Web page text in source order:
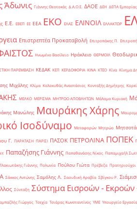
Άδωνις Γιάννης Θεοτοκάς Δ.Α.Ο.Ε. ΔΑΟΕ ΔΕΗ ΔΕΠΑ Εμπορίας
Ε.Ε. ΕΒΕΠ ΕΕ ΕΕΑ ΕΚΟ ΕΛΑΣ ΕΛΙΝΟΙΛ ΕΛΛΑΚΤΩΡ
Επιστρεπτέα Προκαταβολή Επιτροπάκης Π. Επιτροπή
Ηνωμένο Βασίλειο Ηράκλειο ΘΕΡΜΟΙΛ
ΠΑΡΕΜΒΑΣΗ ΚΕΔΑΚ ΚΕΠ ΚΕΡΔΟΦΟΡΙΑ ΚΙΝΑ ΚΤΕΟ Κίνα Κίνημα
Μιχάλης Κλίμα Κολοκυθάς Αναστάσιος Κονταξής Δημήτρης
ΜΕΛΚΟ ΜΕΡΙΣΜΑ ΜΗΤΡΩΟ ΑΠΟΒΛΗΤΩΝ Μάλαμα Κυριακή
Μανώλης Μαυράκης Χάρης
Ισοδύναμο Μεταφορών Μητρώο
Γ. ΠΑΡΑΤΑΣΗ ΠΑΡΙΣΙ ΠΑΣΟΚ ΠΕΤΡΟΛΙΝΑ ΠΟΠΕΚ
Παπαζήσης Γιάννης Παπαθανάσης Νίκος Παπαμιχαήλ
Γιάννης Πολωνία Πούλου Γιώτα Πρέβεζα Πρατηριούχοι
Σάκκος Αντώνης Σαμόλης Λ. Σαουδική Αραβία Σβίγκου Ρ.
Σύνταξη Σύστημα Εισροών - Εκροών
Γιώργος Τσεχία Τσιάρας Κωνσταντίνος ΥΜΕ Υπουργείο